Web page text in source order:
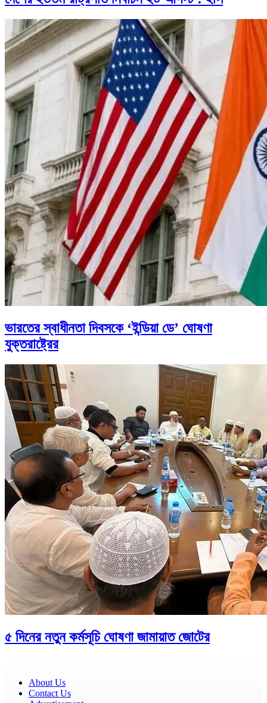
ভারতের স্বাধীনতা দিবসকে ‘ইন্ডিয়া ডে’ ঘোষণা
যুক্তরাষ্ট্রের
৫ দিনের নতুন কর্মসূচি ঘোষণা জামায়াত জোটের
About Us
Contact Us